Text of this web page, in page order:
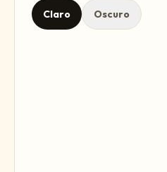
Claro Oscuro